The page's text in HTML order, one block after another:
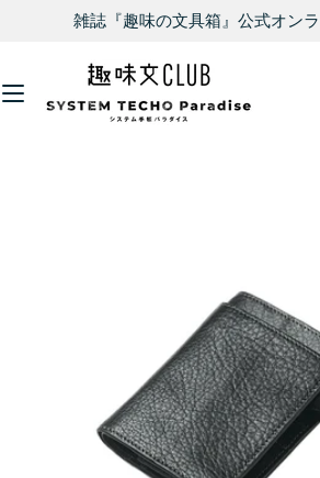
雑誌『趣味の文具箱』公式オン